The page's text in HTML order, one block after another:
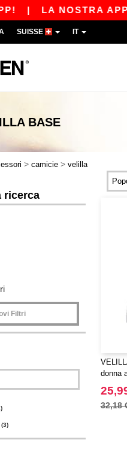
| LA NOSTRA APP
SUISSE IT
BASE
> camicie > velilla
ricerca
Filtri
(3)
donna
alla
32,18